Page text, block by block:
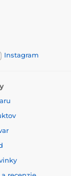
Instagram